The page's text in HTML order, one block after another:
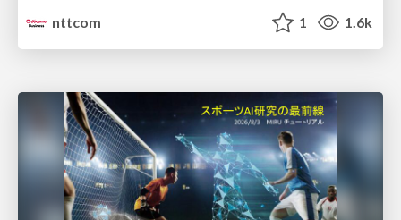
nttcom
1 1.6k